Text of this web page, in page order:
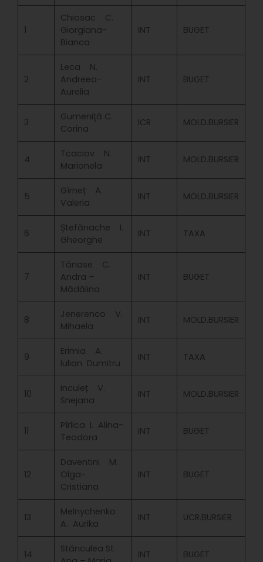
1
Chiosac C.
Giorgiana-
Bianca
INT BUGET
2
Leca N.
Andreea-
Aurelia
INT BUGET
3
Gumeniţă C.
Corina
ICR MOLD.BURSIER
4
Tcaciov N.
Marionela
INT MOLD.BURSIER
5
Gîrneț A.
Valeria
INT MOLD.BURSIER
6
Ștefănache I.
Gheorghe
INT TAXA
7
Tănase C.
Andra –
Mădălina
INT BUGET
8
Jenerenco V.
Mihaela
INT MOLD.BURSIER
9
Erimia A.
Iulian Dumitru
INT TAXA
10
Inculeț V.
Snejana
INT MOLD.BURSIER
11
Pîrlica I. Alina-
Teodora
INT BUGET
12
Daventini M.
Olga-
Cristiana
INT BUGET
13
Melnychenko
A. Aurika
INT UCR.BURSIER
14
Stănculea St.
INT BUGET